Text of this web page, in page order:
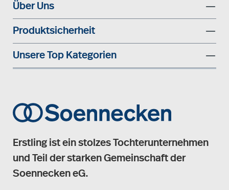
Über Uns
Produktsicherheit
Unsere Top Kategorien
Erstling ist ein stolzes Tochterunternehmen
und Teil der starken Gemeinschaft der
Soennecken eG.